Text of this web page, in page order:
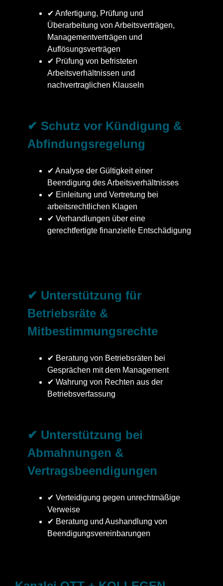
✔ Anfertigung, Prüfung und
Überarbeitung von Arbeitsverträgen,
Managementverträgen und
Auflösungsverträgen
✔ Prüfung von befristeten
Arbeitsverhältnissen und
nachvertraglichen Klauseln
✔ Schutz vor Kündigung &
Abfindungsregelung
✔ Analyse der Gültigkeit einer
Beendigung des Arbeitsverhältnisses
✔ Einleitung und Vertretung bei
arbeitsrechtlichen Klagen
✔ Verhandlungen über eine
gerechtfertigte finanzielle Entschädigung
✔ Unterstützung für
Betriebsräte &
Mitbestimmungsrechte
✔ Beratung von Betriebsräten bei
Gesprächen mit dem Management
✔ Wahrung von Rechten aus der
Betriebsverfassung
✔ Unterstützung bei
Abmahnungen &
Vertragsbeendigungen
✔ Verteidigung gegen unrechtmäßige
Verweise
✔ Beratung und Aushandlung von
Beendigungsvereinbarungen